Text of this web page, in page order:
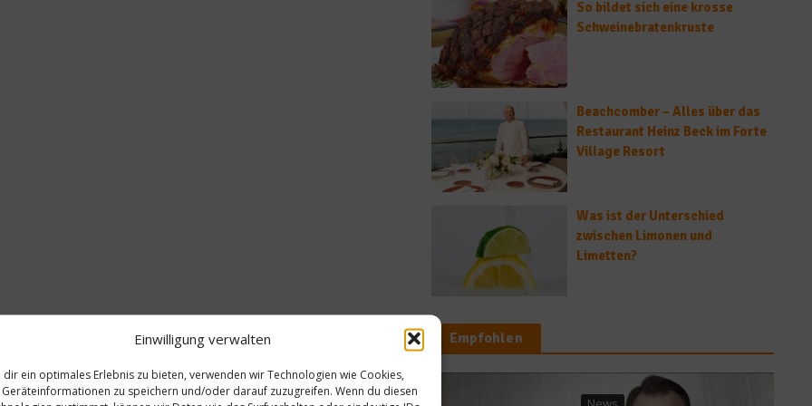
Einwilligung verwalten
dir ein optimales Erlebnis zu bieten, verwenden wir Technologien wie Cookies,
Geräteinformationen zu speichern und/oder darauf zuzugreifen. Wenn du diesen
So bildet sich eine krosse
Schweinebratenkruste
Beachcomber – Alles über das
Restaurant Heinz Beck im Forte
Village Resort
Was ist der Unterschied
zwischen Limonen und
Limetten?
Empfohlen